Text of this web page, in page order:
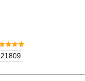
21809